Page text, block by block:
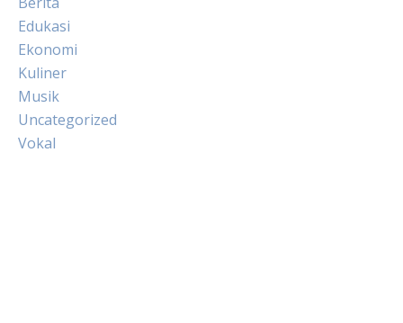
Edukasi
Ekonomi
Kuliner
Musik
Uncategorized
Vokal